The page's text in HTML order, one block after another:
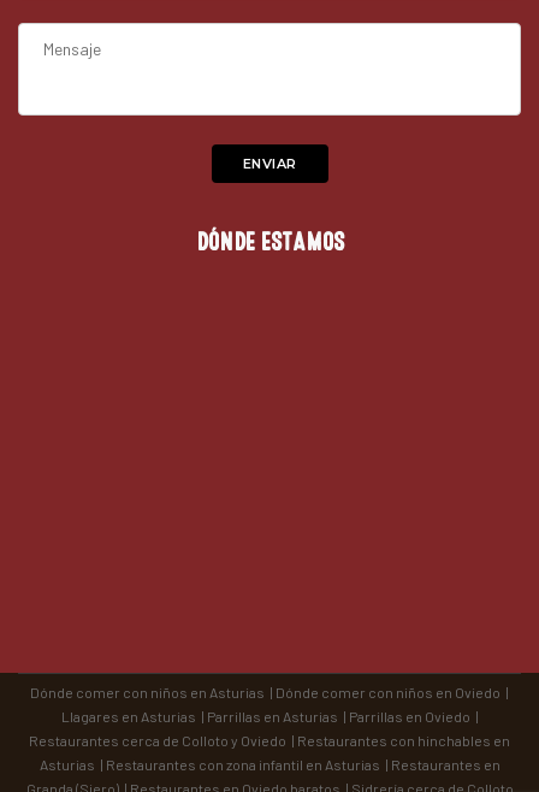
DÓNDE ESTAMOS
Dónde comer con niños en Asturias | Dónde comer con niños en Oviedo |
Llagares en Asturias | Parrillas en Asturias | Parrillas en Oviedo |
Restaurantes cerca de Colloto y Oviedo | Restaurantes con hinchables en
Asturias | Restaurantes con zona infantil en Asturias | Restaurantes en